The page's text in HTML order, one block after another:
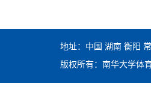
地址：中国 湖南 衡阳
版权所有：南华大学体